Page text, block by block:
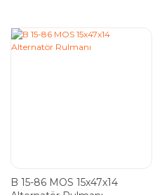
B 15-86 MOS 15x47x14